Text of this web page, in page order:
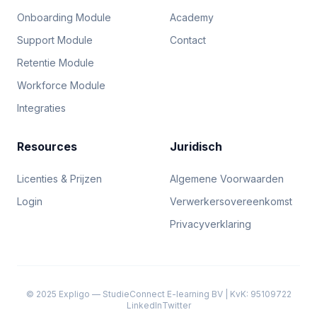
Onboarding Module
Support Module
Retentie Module
Workforce Module
Integraties
Academy
Contact
Resources
Licenties & Prijzen
Login
Juridisch
Algemene Voorwaarden
Verwerkersovereenkomst
Privacyverklaring
© 2025 Expligo — StudieConnect E-learning BV | KvK: 95109722
LinkedInTwitter